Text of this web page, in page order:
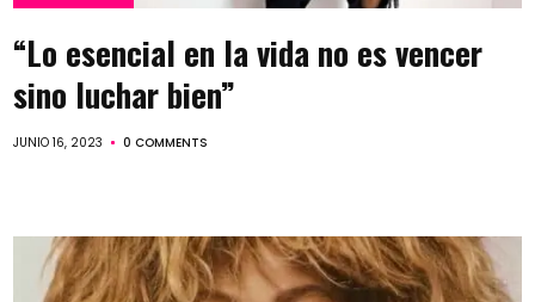
“Lo esencial en la vida no es vencer
sino luchar bien”
JUNIO 16, 2023 0 COMMENTS